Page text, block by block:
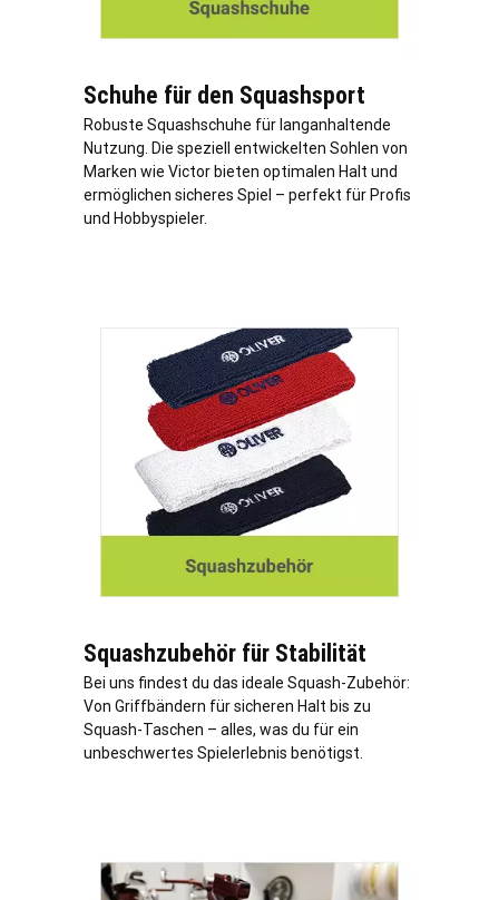
Schuhe für den Squashsport
Robuste Squashschuhe für langanhaltende
Nutzung. Die speziell entwickelten Sohlen von
Marken wie Victor bieten optimalen Halt und
ermöglichen sicheres Spiel – perfekt für Profis
und Hobbyspieler.
Squashzubehör für Stabilität
Bei uns findest du das ideale Squash-Zubehör:
Von Griffbändern für sicheren Halt bis zu
Squash-Taschen – alles, was du für ein
unbeschwertes Spielerlebnis benötigst.